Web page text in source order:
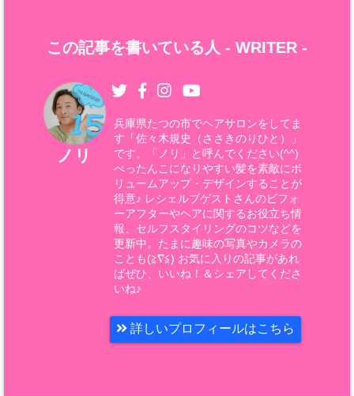
この記事を書いている人 - WRITER -
ノリ
兵庫県たつの市でヘアサロンをしてま
す「佐々木規史（ささきのりひと）」
です。「ノリ」と呼んでください(^^)
ぺったんこになりやすい髪を素敵にボ
リュームアップ・デザインすることが
得意♪ レシェルブゲストさんのビフォ
ーアフターやヘアに関するお役立ち情
報、セルフスタイリングのコツなどを
更新中。たまに趣味の写真やカメラの
ことも(≧∇≦) お気に入りの記事があれ
ばぜひ、いいね！＆シェアしてくださ
いね♪
詳しいプロフィールはこちら